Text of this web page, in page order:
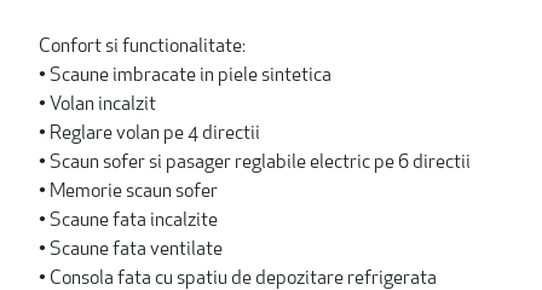
Confort si functionalitate:
• Scaune imbracate in piele sintetica
• Volan incalzit
• Reglare volan pe 4 directii
• Scaun sofer si pasager reglabile electric pe 6 directii
• Memorie scaun sofer
• Scaune fata incalzite
• Scaune fata ventilate
• Consola fata cu spatiu de depozitare refrigerata